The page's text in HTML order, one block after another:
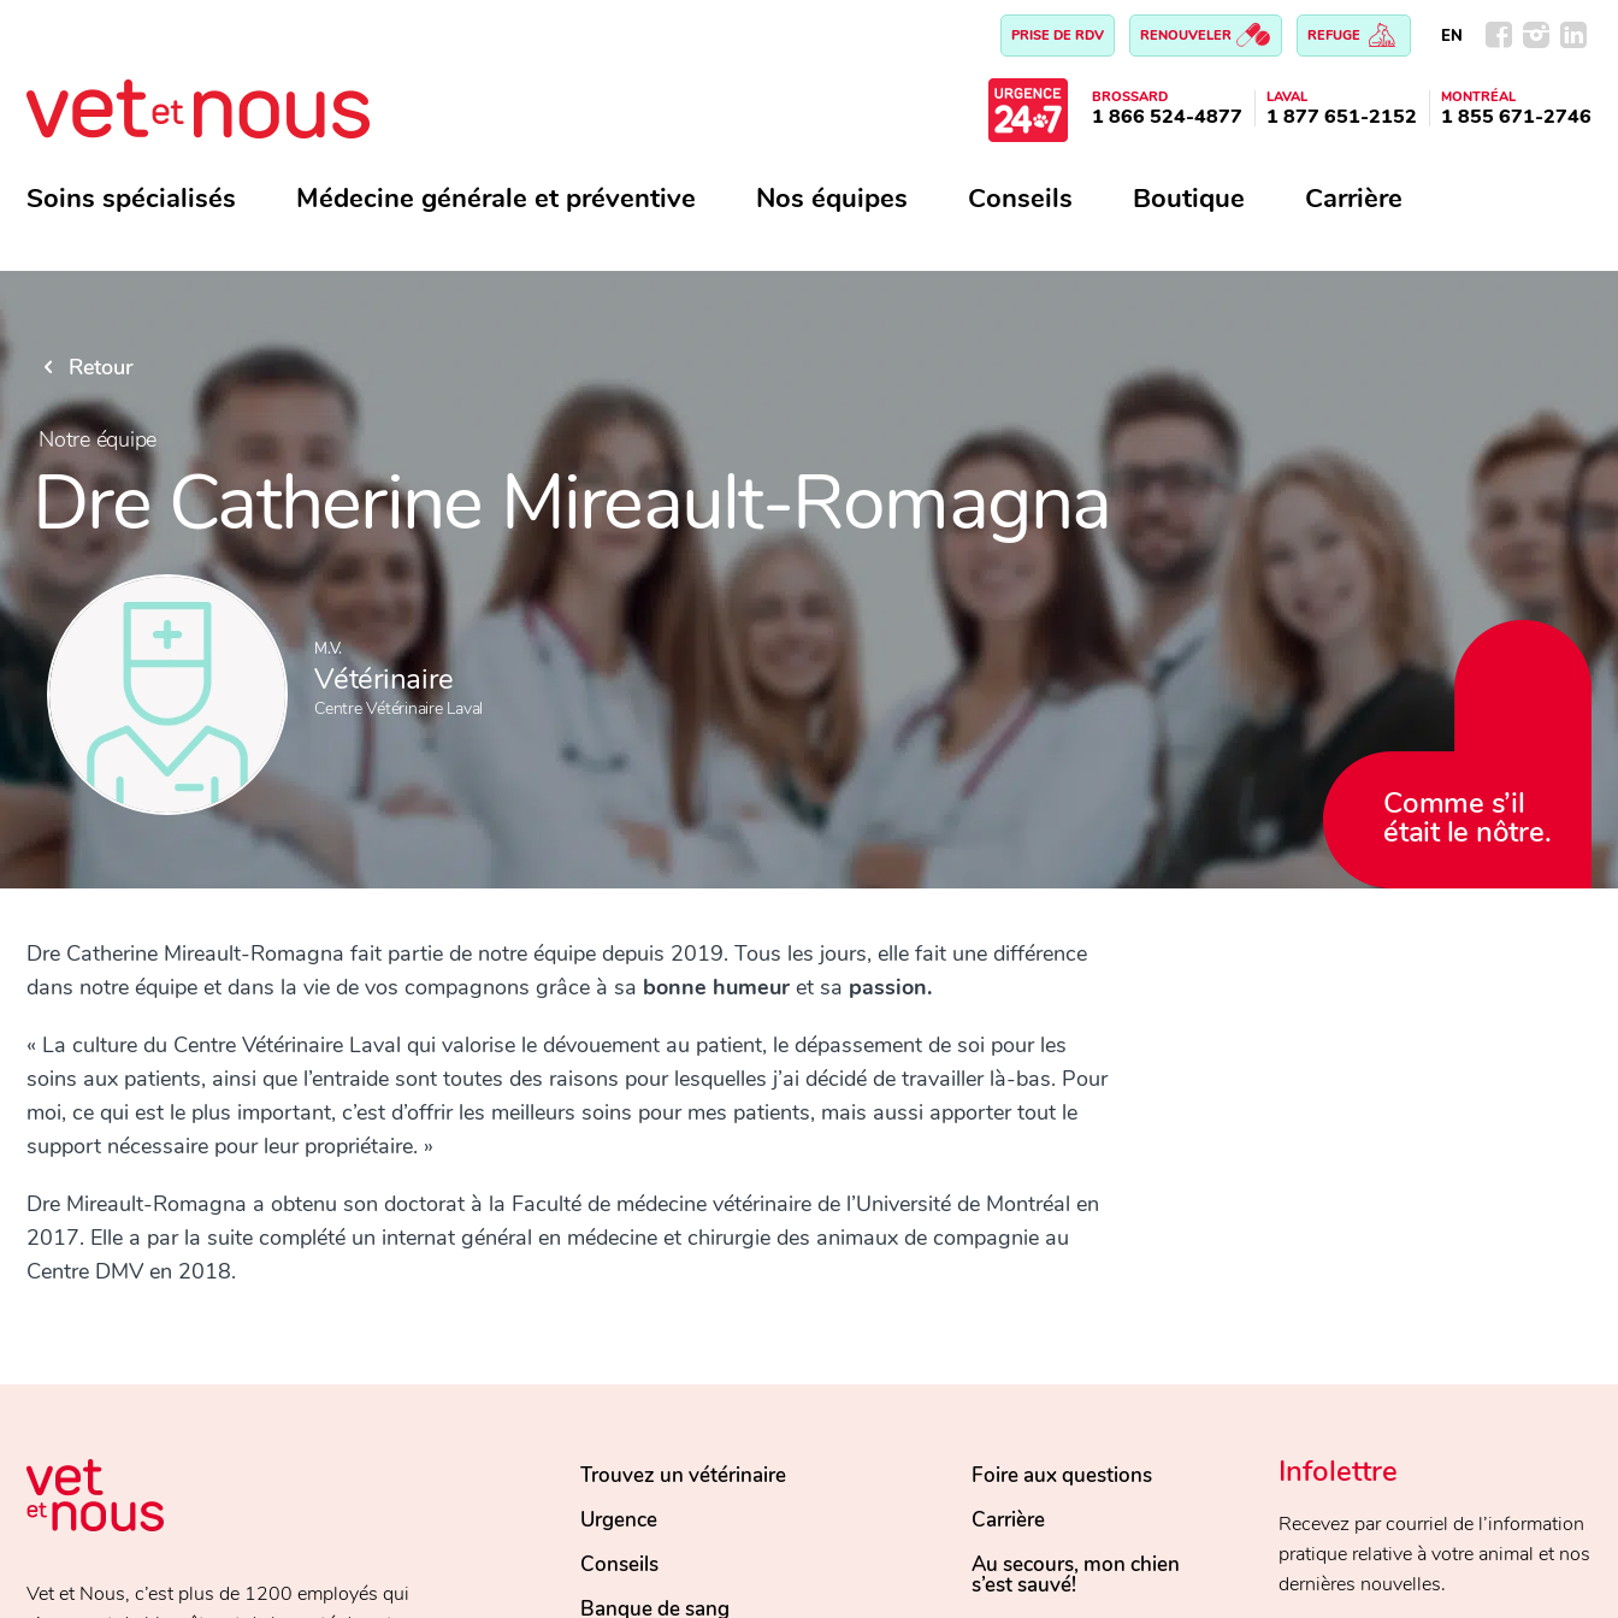
PRISE DE RDV RENOUVELER REFUGE EN
BROSSARD
1 866 524-4877
LAVAL
1 877 651-2152
MONTRÉAL
1 855 671-2746
Soins spécialisés Médecine générale et préventive Nos équipes Conseils Boutique Carrière
Retour
Notre équipe
Dre Catherine Mireault-Romagna
M.V.
Vétérinaire
Centre Vétérinaire Laval
Comme s’il
était le nôtre.
Dre Catherine Mireault-Romagna fait partie de notre équipe depuis 2019. Tous les jours, elle fait une différence
dans notre équipe et dans la vie de vos compagnons grâce à sa bonne humeur et sa passion.
« La culture du Centre Vétérinaire Laval qui valorise le dévouement au patient, le dépassement de soi pour les
soins aux patients, ainsi que l’entraide sont toutes des raisons pour lesquelles j’ai décidé de travailler là-bas. Pour
moi, ce qui est le plus important, c’est d’offrir les meilleurs soins pour mes patients, mais aussi apporter tout le
support nécessaire pour leur propriétaire. »
Dre Mireault-Romagna a obtenu son doctorat à la Faculté de médecine vétérinaire de l’Université de Montréal en
2017. Elle a par la suite complété un internat général en médecine et chirurgie des animaux de compagnie au
Centre DMV en 2018.
Vet et Nous, c’est plus de 1200 employés qui
Trouvez un vétérinaire
Urgence
Conseils
Banque de sang
Foire aux questions
Carrière
Au secours, mon chien
s’est sauvé!
Infolettre
Recevez par courriel de l’information
pratique relative à votre animal et nos
dernières nouvelles.